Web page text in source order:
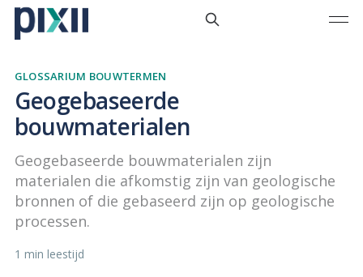
GLOSSARIUM BOUWTERMEN
Geogebaseerde
bouwmaterialen
Geogebaseerde bouwmaterialen zijn
materialen die afkomstig zijn van geologische
bronnen of die gebaseerd zijn op geologische
processen.
1 min leestijd